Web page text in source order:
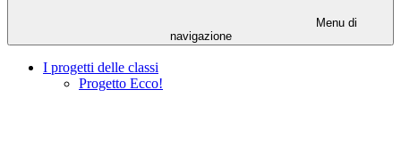
Menu di
navigazione
I progetti delle classi
Progetto Ecco!